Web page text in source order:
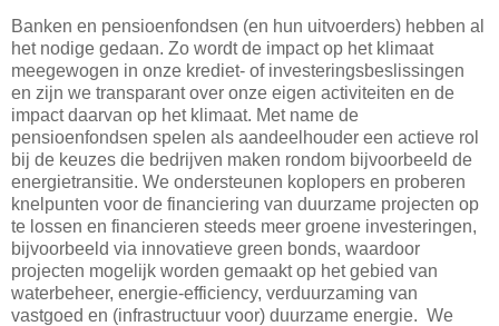
Banken en pensioenfondsen (en hun uitvoerders) hebben al
het nodige gedaan. Zo wordt de impact op het klimaat
meegewogen in onze krediet- of investeringsbeslissingen
en zijn we transparant over onze eigen activiteiten en de
impact daarvan op het klimaat. Met name de
pensioenfondsen spelen als aandeelhouder een actieve rol
bij de keuzes die bedrijven maken rondom bijvoorbeeld de
energietransitie. We ondersteunen koplopers en proberen
knelpunten voor de financiering van duurzame projecten op
te lossen en financieren steeds meer groene investeringen,
bijvoorbeeld via innovatieve green bonds, waardoor
projecten mogelijk worden gemaakt op het gebied van
waterbeheer, energie-efficiency, verduurzaming van
vastgoed en (infrastructuur voor) duurzame energie. We